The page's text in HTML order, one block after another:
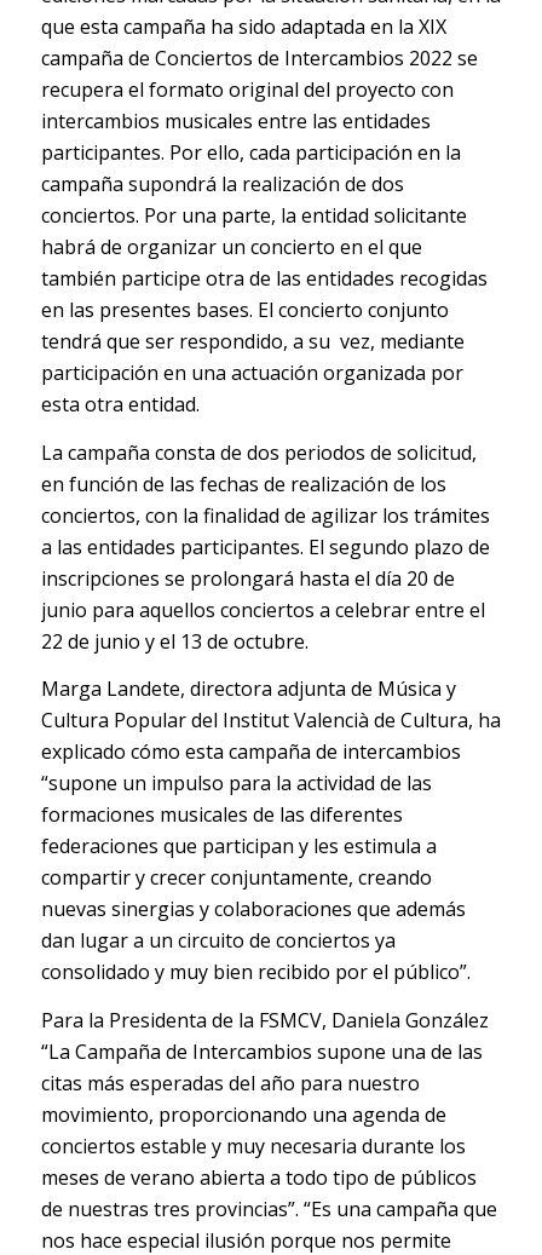
que esta campaña ha sido adaptada en la XIX
campaña de Conciertos de Intercambios 2022 se
recupera el formato original del proyecto con
intercambios musicales entre las entidades
participantes. Por ello, cada participación en la
campaña supondrá la realización de dos
conciertos. Por una parte, la entidad solicitante
habrá de organizar un concierto en el que
también participe otra de las entidades recogidas
en las presentes bases. El concierto conjunto
tendrá que ser respondido, a su vez, mediante
participación en una actuación organizada por
esta otra entidad.
La campaña consta de dos periodos de solicitud,
en función de las fechas de realización de los
conciertos, con la finalidad de agilizar los trámites
a las entidades participantes. El segundo plazo de
inscripciones se prolongará hasta el día 20 de
junio para aquellos conciertos a celebrar entre el
22 de junio y el 13 de octubre.
Marga Landete, directora adjunta de Música y
Cultura Popular del Institut Valencià de Cultura, ha
explicado cómo esta campaña de intercambios
“supone un impulso para la actividad de las
formaciones musicales de las diferentes
federaciones que participan y les estimula a
compartir y crecer conjuntamente, creando
nuevas sinergias y colaboraciones que además
dan lugar a un circuito de conciertos ya
consolidado y muy bien recibido por el público”.
Para la Presidenta de la FSMCV, Daniela González
“La Campaña de Intercambios supone una de las
citas más esperadas del año para nuestro
movimiento, proporcionando una agenda de
conciertos estable y muy necesaria durante los
meses de verano abierta a todo tipo de públicos
de nuestras tres provincias”. “Es una campaña que
nos hace especial ilusión porque nos permite